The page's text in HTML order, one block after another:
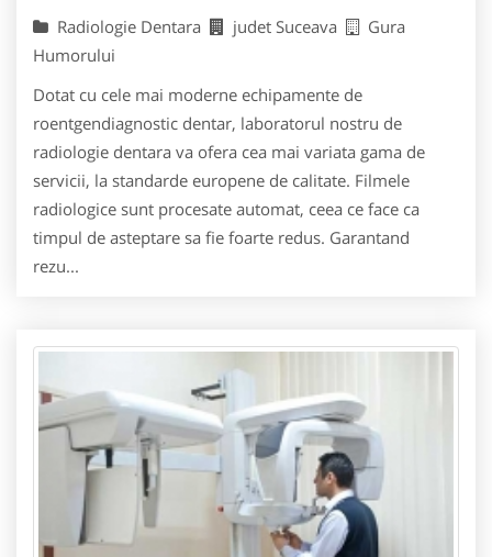
Radiologie Dentara judet Suceava
Gura
Humorului
Dotat cu cele mai moderne echipamente de
roentgendiagnostic dentar, laboratorul nostru de
radiologie dentara va ofera cea mai variata gama de
servicii, la standarde europene de calitate. Filmele
radiologice sunt procesate automat, ceea ce face ca
timpul de asteptare sa fie foarte redus. Garantand
rezu...